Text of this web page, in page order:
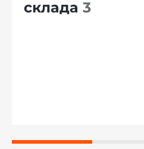
склада 3